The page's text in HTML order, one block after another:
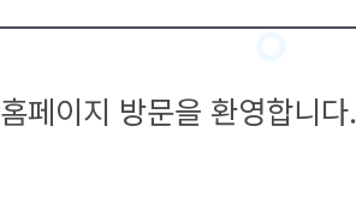
홈페이지 방문을 환영합니다.